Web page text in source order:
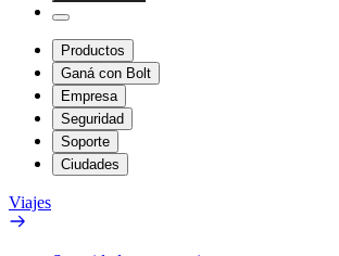
Productos
Ganá con Bolt
Empresa
Seguridad
Soporte
Ciudades
Viajes